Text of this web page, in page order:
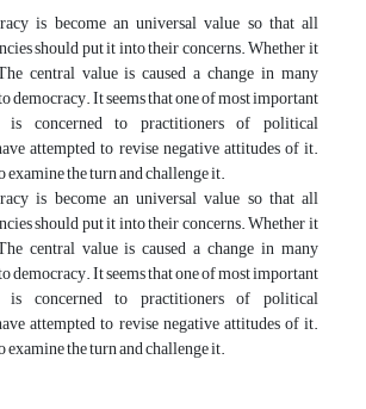
is become an universal value so that all
should put it into their concerns. Whether it
central value is caused a change in many
democracy. It seems that one of most important
is concerned to practitioners of political
attempted to revise negative attitudes of it.
the turn and challenge it.
is become an universal value so that all
should put it into their concerns. Whether it
central value is caused a change in many
democracy. It seems that one of most important
is concerned to practitioners of political
attempted to revise negative attitudes of it.
the turn and challenge it.